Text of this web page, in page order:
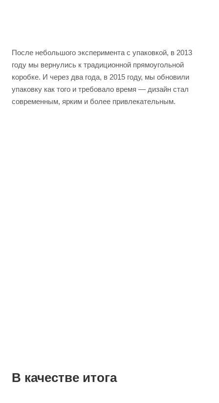
После небольшого эксперимента с упаковкой, в 2013
году мы вернулись к традиционной прямоугольной
коробке. И через два года, в 2015 году, мы обновили
упаковку как того и требовало время — дизайн стал
современным, ярким и более привлекательным.
В качестве итога